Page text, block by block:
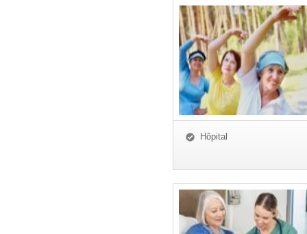
Hôpital